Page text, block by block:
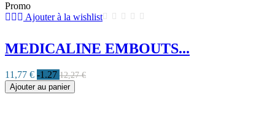
Promo
Ajouter à la wishlist
MEDICALINE EMBOUTS...
11,77 € -1.27 12,27 €
Ajouter au panier